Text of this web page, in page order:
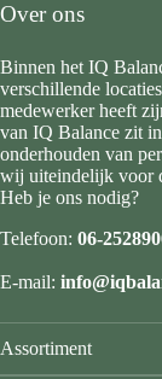
Over ons
Binnen het IQ
verschillende
medewerker heeft
van IQ Balance zit
onderhouden van
wij uiteindelijk voor
Heb je ons nodig?
Telefoon: 06-
E-mail:
Assortiment